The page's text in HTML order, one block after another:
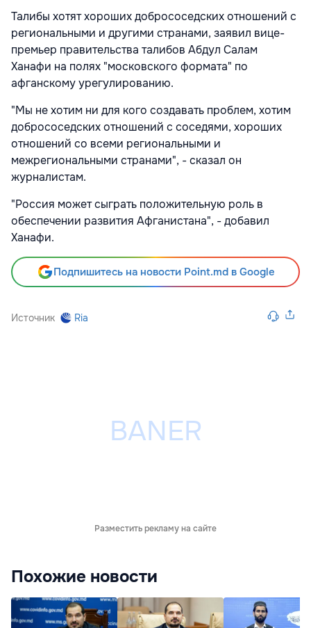
Талибы хотят хороших добрососедских отношений с
региональными и другими странами, заявил вице-
премьер правительства талибов Абдул Салам
Ханафи на полях "московского формата" по
афганскому урегулированию.
"Мы не хотим ни для кого создавать проблем, хотим
добрососедских отношений с соседями, хороших
отношений со всеми региональными и
межрегиональными странами", - сказал он
журналистам.
"Россия может сыграть положительную роль в
обеспечении развития Афганистана", - добавил
Ханафи.
Подпишитесь на новости Point.md в Google
Источник Ria
Разместить рекламу на сайте
Похожие новости